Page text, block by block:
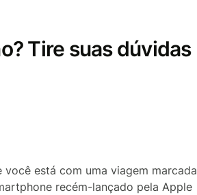
Tire suas dúvidas
você está com uma viagem marcada
recém-lançado pela Apple